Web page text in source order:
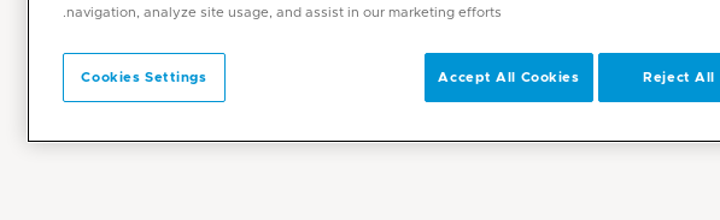
اللغات
الإنجليزية, الهندية, العربية
navigation, analyze site usage, and assist in our marketing efforts.
Cookies Settings Reject All
Accept All Cookies